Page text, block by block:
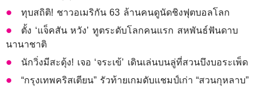
ทุบสถิติ! ชาวอเมริกัน 63 ล้านคนดูนัดชิงฟุตบอลโลก
ตั้ง ‘แจ็คสัน หวัง’ ทูตระดับโลกคนแรก สหพันธ์ฟันดาบ
นานาชาติ
นักวิ่งมีสะดุ้ง! เจอ ‘จระเข้’ เดินเล่นบนลู่ที่สวนบึงบอระเพ็ด
“กรุงเทพคริสเตียน” รัวท้ายเกมดับแชมป์เก่า “สวนกุหลาบ”